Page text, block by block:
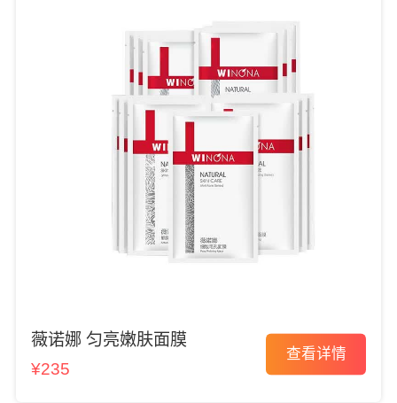
薇诺娜 匀亮嫩肤面膜
¥235
查看详情